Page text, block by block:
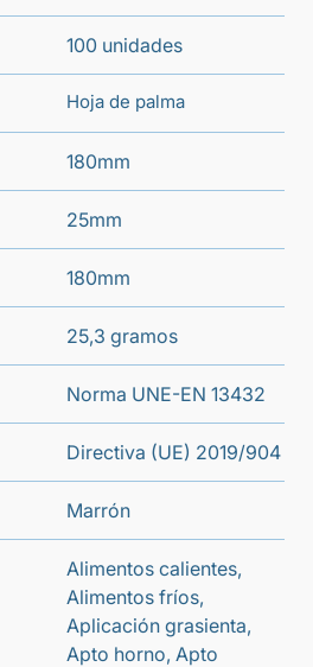
100 unidades
Hoja de palma
180mm
25mm
180mm
25,3 gramos
Norma UNE-EN 13432
Directiva (UE) 2019/904
Marrón
Alimentos calientes,
Alimentos fríos,
Aplicación grasienta,
Apto horno, Apto